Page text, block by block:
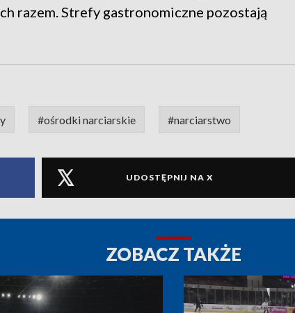
razem. Strefy gastronomiczne pozostają
#ośrodki narciarskie #narciarstwo
UDOSTĘPNIJ NA X
ZOBACZ TAKŻE